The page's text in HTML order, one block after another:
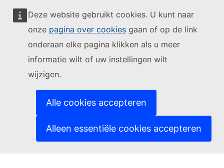
Deze website gebruikt cookies. U kunt naar
onze pagina over cookies gaan of op de link
onderaan elke pagina klikken als u meer
informatie wilt of uw instellingen wilt
wijzigen.
Alle cookies accepteren
Alleen essentiële cookies accepteren
Volg de Europese Commissie
Contact(Externe link)
Een IT-kwetsbaarheid melden
Talen op onze websites(Externe link)
(Externe link)
Privacybeleid
Juridische mededeling
(Externe link)